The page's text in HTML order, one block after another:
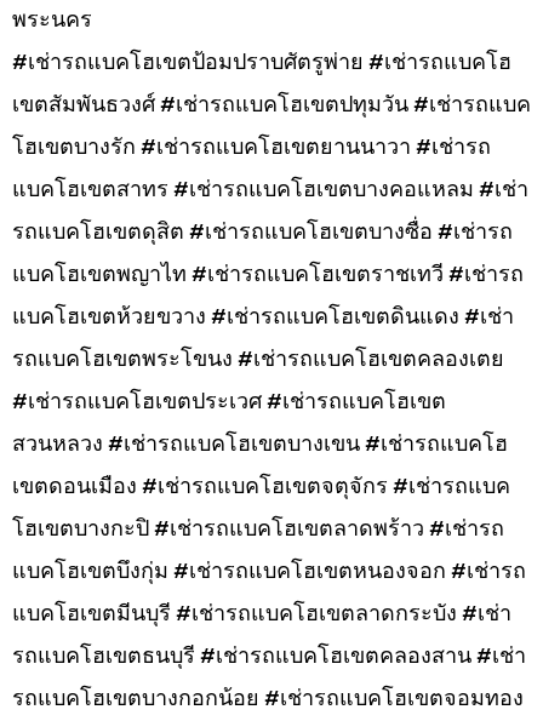
พระนคร
#เช่ารถแบคโฮเขตป้อมปราบศัตรูพ่าย #เช่ารถแบคโฮ
เขตสัมพันธวงศ์ #เช่ารถแบคโฮเขตปทุมวัน #เช่ารถแบค
โฮเขตบางรัก #เช่ารถแบคโฮเขตยานนาวา #เช่ารถ
แบคโฮเขตสาทร #เช่ารถแบคโฮเขตบางคอแหลม #เช่า
รถแบคโฮเขตดุสิต #เช่ารถแบคโฮเขตบางซื่อ #เช่ารถ
แบคโฮเขตพญาไท #เช่ารถแบคโฮเขตราชเทวี #เช่ารถ
แบคโฮเขตห้วยขวาง #เช่ารถแบคโฮเขตดินแดง #เช่า
รถแบคโฮเขตพระโขนง #เช่ารถแบคโฮเขตคลองเตย
#เช่ารถแบคโฮเขตประเวศ #เช่ารถแบคโฮเขต
สวนหลวง #เช่ารถแบคโฮเขตบางเขน #เช่ารถแบคโฮ
เขตดอนเมือง #เช่ารถแบคโฮเขตจตุจักร #เช่ารถแบค
โฮเขตบางกะปิ #เช่ารถแบคโฮเขตลาดพร้าว #เช่ารถ
แบคโฮเขตบึงกุ่ม #เช่ารถแบคโฮเขตหนองจอก #เช่ารถ
แบคโฮเขตมีนบุรี #เช่ารถแบคโฮเขตลาดกระบัง #เช่า
รถแบคโฮเขตธนบุรี #เช่ารถแบคโฮเขตคลองสาน #เช่า
รถแบคโฮเขตบางกอกน้อย #เช่ารถแบคโฮเขตจอมทอง